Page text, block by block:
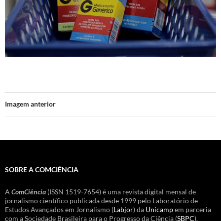
Imagem anterior
SOBRE A COMCIÊNCIA
A ComCiência (ISSN 1519-7654) é uma revista digital mensal de
jornalismo científico publicada desde 1999 pelo Laboratório de
Estudos Avançados em Jornalismo (Labjor) da Unicampem parceria
com a Sociedade Brasileira para o Progresso da Ciência (SBPC).